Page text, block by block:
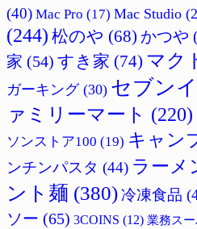
(40) Mac Pro (17) Mac Studio
(244) 松のや (68) かつや
家 (54) すき家 (74) マク
ガーキング(30) セブン
ァミリーマート (220)
ソンストア100 (19) キャン
ンチンパスタ (44) ラーメ
ント麺 (380)冷凍食品
ソー (65) 3COINS (12) 業務ス